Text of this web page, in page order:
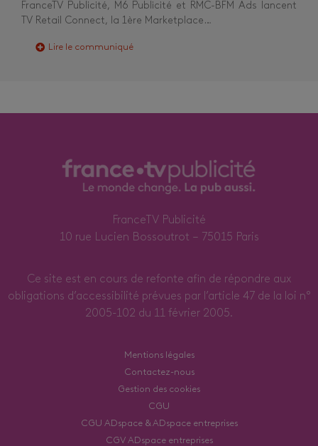
FranceTV Publicité, M6 Publicité et RMC-BFM Ads lancent
TV Retail Connect, la 1ère Marketplace…
Lire le communiqué
FranceTV Publicité
10 rue Lucien Bossoutrot – 75015 Paris
Ce site est en cours de refonte afin de répondre aux
obligations d’accessibilité prévues par l’article 47 de la loi n°
2005-102 du 11 février 2005.
Mentions légales
Contactez-nous
Gestion des cookies
CGU
CGU ADspace & ADspace entreprises
CGV ADspace entreprises